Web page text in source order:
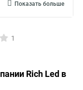
Показать больше
1
Rich Led в